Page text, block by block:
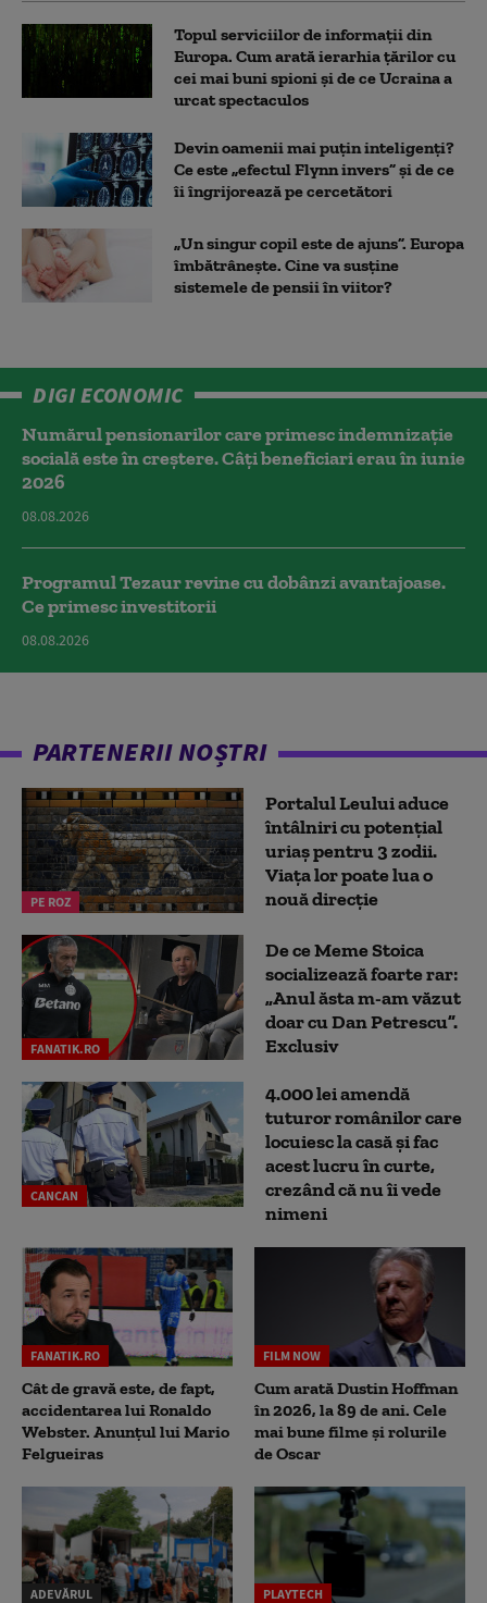
Topul serviciilor de informații din
Europa. Cum arată ierarhia țărilor cu
cei mai buni spioni și de ce Ucraina a
urcat spectaculos
Devin oamenii mai puțin inteligenți?
Ce este „efectul Flynn invers” și de ce
îi îngrijorează pe cercetători
„Un singur copil este de ajuns”. Europa
îmbătrânește. Cine va susține
sistemele de pensii în viitor?
DIGI ECONOMIC
Numărul pensionarilor care primesc indemnizaţie
socială este în creștere. Câți beneficiari erau în iunie
2026
08.08.2026
Programul Tezaur revine cu dobânzi avantajoase.
Ce primesc investitorii
08.08.2026
PARTENERII NOȘTRI
PE ROZ
Portalul Leului aduce
întâlniri cu potențial
uriaș pentru 3 zodii.
Viața lor poate lua o
nouă direcție
FANATIK.RO
De ce Meme Stoica
socializează foarte rar:
„Anul ăsta m-am văzut
doar cu Dan Petrescu”.
Exclusiv
CANCAN
4.000 lei amendă
tuturor românilor care
locuiesc la casă și fac
acest lucru în curte,
crezând că nu îi vede
nimeni
FANATIK.RO
Cât de gravă este, de fapt,
accidentarea lui Ronaldo
Webster. Anunțul lui Mario
Felgueiras
FILM NOW
Cum arată Dustin Hoffman
în 2026, la 89 de ani. Cele
mai bune filme și rolurile
de Oscar
ADEVĂRUL PLAYTECH